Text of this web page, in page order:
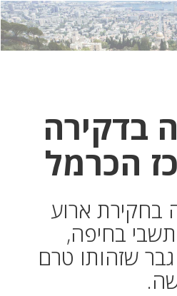
לחץ
כאן
לחץ
כדי
בדקירה
הכרמל
ארוע
בחיפה,
שזהותו טרם